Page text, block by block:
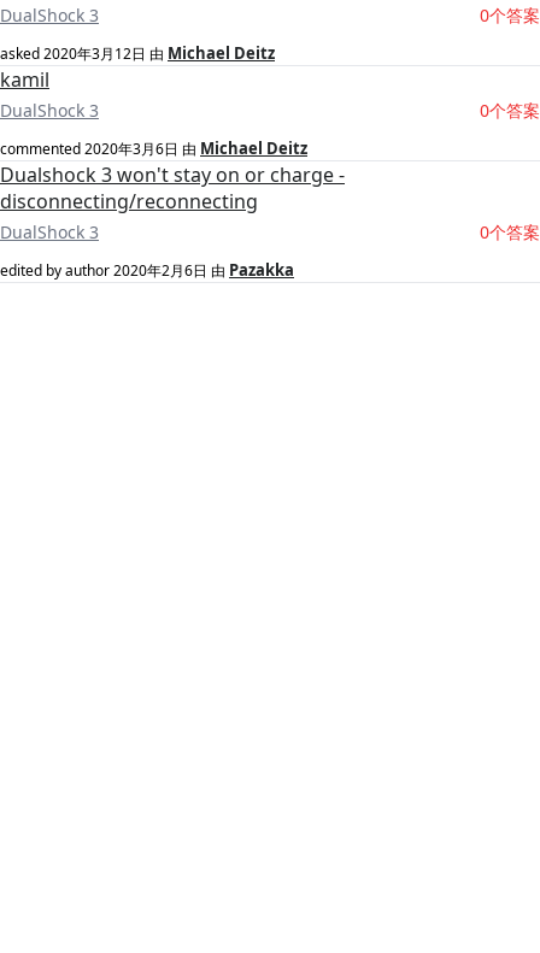
DualShock 3 0个答案
asked2020年3月12日 由 Michael Deitz
kamil
DualShock 3 0个答案
commented2020年3月6日 由 Michael Deitz
Dualshock 3 won't stay on or charge -
disconnecting/reconnecting
DualShock 3 0个答案
edited by author2020年2月6日 由 Pazakka